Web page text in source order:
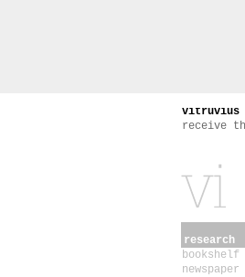
vitruvius
receive
research
bookshelf
newspaper